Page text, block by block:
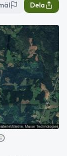
Dela